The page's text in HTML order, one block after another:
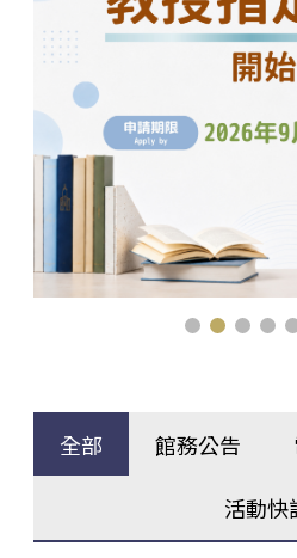
全部 館務公告
活動快